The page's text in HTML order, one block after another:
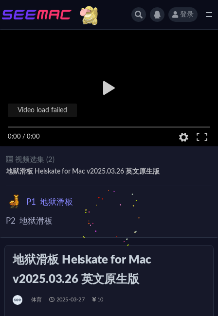
登录
0:00 / 0:00
Video load failed
视频选集 (2)
地狱滑板 Helskate for Mac v2025.03.26 英文原生版
P1 地狱滑板
P2 地狱滑板
地狱滑板 Helskate for Mac
v2025.03.26 英文原生版
体育 2025-03-27 10